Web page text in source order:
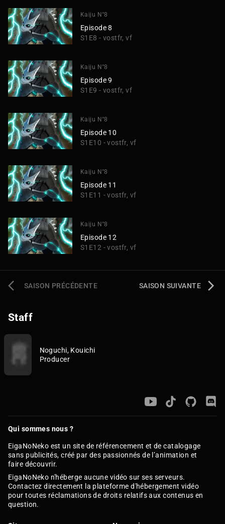
Kaiju N°8
Episode 8
S1E8 - vostfr, vf
Kaiju N°8
Episode 9
S1E9 - vostfr, vf
Kaiju N°8
Episode 10
S1E10 - vostfr, vf
Kaiju N°8
Episode 11
S1E11 - vostfr, vf
Kaiju N°8
Episode 12
S1E12 - vostfr, vf
SAISON PRÉCÉDENTE SAISON SUIVANTE
Staff
Noguchi, Kouichi
Producer
Qui sommes nous ?
EigaNoNeko est un site de référencement et de catalogage
sans publicités, créé par des passionnés de l’animation et
faire découvrir.
EigaNoNeko n'héberge aucune vidéo sur ses serveurs.
Contactez directement la plateforme d'hébergement vidéo
pour toutes réclamations de droits relatifs aux contenus en
question.